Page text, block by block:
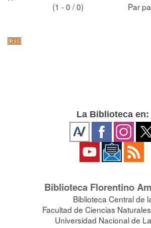
(1 - 0 / 0) Par
La Biblioteca en:
Biblioteca Florentino
Biblioteca Central de
Facultad de Ciencias
Universidad Nacional de